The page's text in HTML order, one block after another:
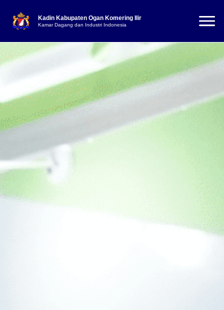
Kadin Kabupaten Ogan Komering Ilir
Kamar Dagang dan Industri Indonesia